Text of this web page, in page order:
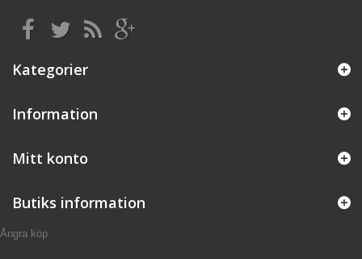
Kategorier
Information
Mitt konto
Butiks information
Ångra köp